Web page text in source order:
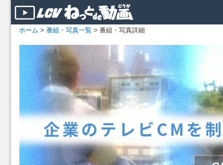
ホーム > 番組・写真一覧 > 番組・写真詳細